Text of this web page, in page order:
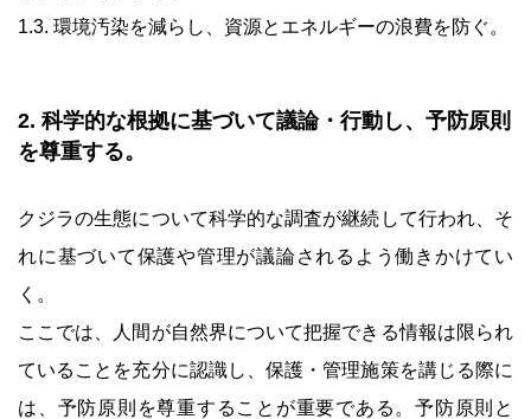
1.3. 環境汚染を減らし、資源とエネルギーの浪費を防ぐ。
2. 科学的な根拠に基づいて議論・行動し、予防原則
を尊重する。
クジラの生態について科学的な調査が継続して行われ、そ
れに基づいて保護や管理が議論されるよう働きかけてい
く。
ここでは、人間が自然界について把握できる情報は限られ
ていることを充分に認識し、保護・管理施策を講じる際に
は、予防原則を尊重することが重要である。予防原則と